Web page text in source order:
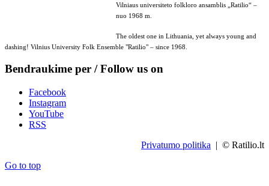
Vilniaus universiteto folkloro ansamblis „Ratilio“ –
nuo 1968 m.
The oldest one in Lithuania, yet always young and
dashing! Vilnius University Folk Ensemble "Ratilio" – since 1968.
Bendraukime per / Follow us on
Facebook
Instagram
YouTube
RSS
Privatumo politika | © Ratilio.lt
Go to top